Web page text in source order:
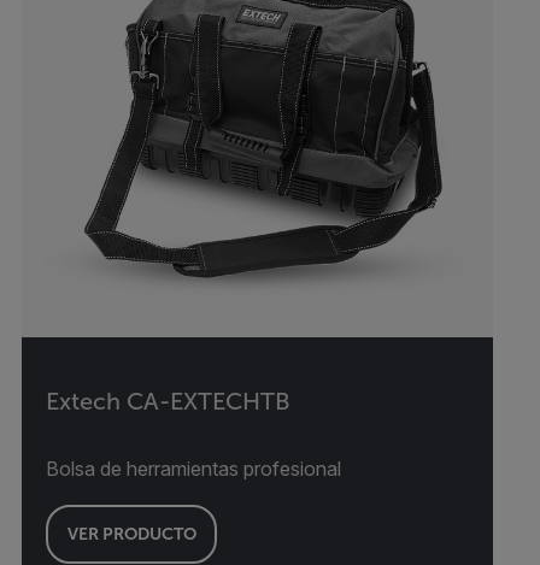
Extech CA-EXTECHTB
Bolsa de herramientas profesional
VER PRODUCTO